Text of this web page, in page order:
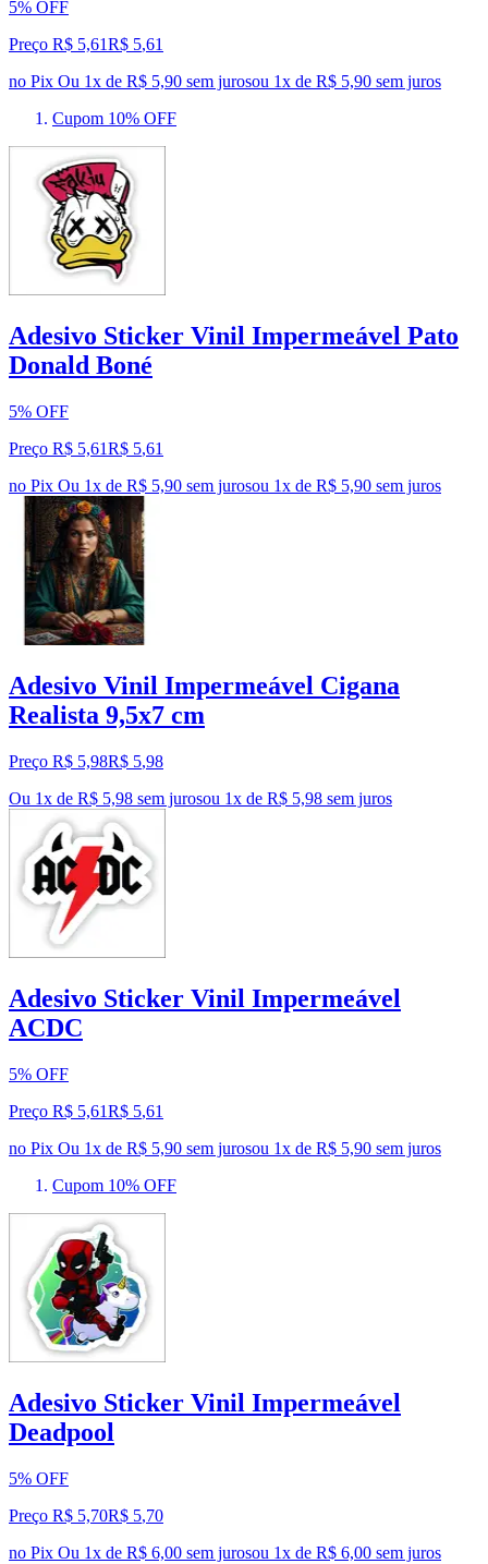
5% OFF
Preço R$ 5,61R$ 5,61
no Pix Ou 1x de R$ 5,90 sem jurosou 1x de R$ 5,90 sem juros
Cupom 10% OFF
Adesivo Sticker Vinil Impermeável Pato
Donald Boné
5% OFF
Preço R$ 5,61R$ 5,61
no Pix Ou 1x de R$ 5,90 sem jurosou 1x de R$ 5,90 sem juros
Adesivo Vinil Impermeável Cigana
Realista 9,5x7 cm
Preço R$ 5,98R$ 5,98
Ou 1x de R$ 5,98 sem jurosou 1x de R$ 5,98 sem juros
Adesivo Sticker Vinil Impermeável
ACDC
5% OFF
Preço R$ 5,61R$ 5,61
no Pix Ou 1x de R$ 5,90 sem jurosou 1x de R$ 5,90 sem juros
Cupom 10% OFF
Adesivo Sticker Vinil Impermeável
Deadpool
5% OFF
Preço R$ 5,70R$ 5,70
no Pix Ou 1x de R$ 6,00 sem jurosou 1x de R$ 6,00 sem juros